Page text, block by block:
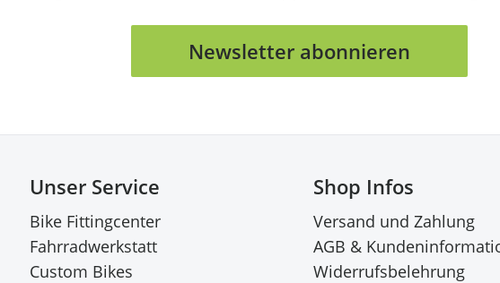
Newsletter abonnieren
Unser Service
Bike Fittingcenter
Fahrradwerkstatt
Custom Bikes
Shop Infos
Versand und Zahlung
AGB &
Widerrufsbelehrung